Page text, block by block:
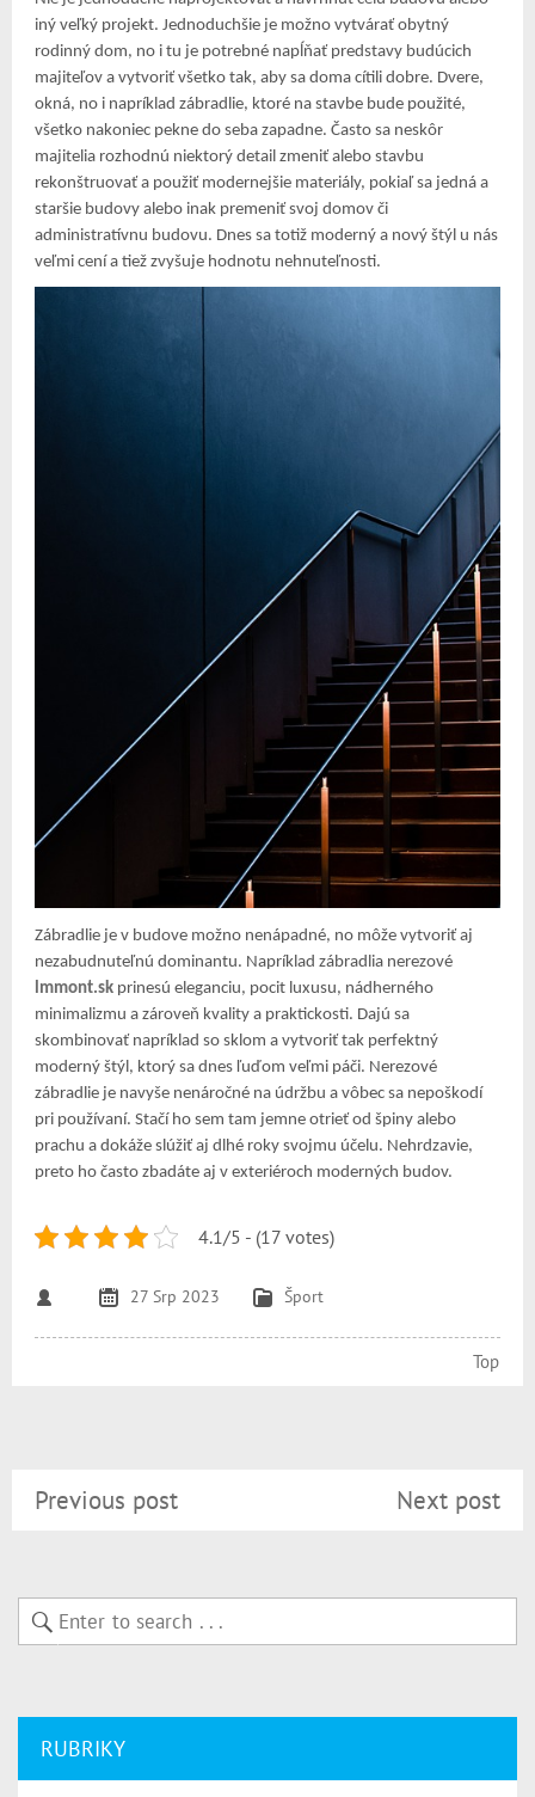
iný veľký projekt. Jednoduchšie je možno vytvárať obytný
rodinný dom, no i tu je potrebné napĺňať predstavy budúcich
majiteľov a vytvoriť všetko tak, aby sa doma cítili dobre. Dvere,
okná, no i napríklad zábradlie, ktoré na stavbe bude použité,
všetko nakoniec pekne do seba zapadne. Často sa neskôr
majitelia rozhodnú niektorý detail zmeniť alebo stavbu
rekonštruovať a použiť modernejšie materiály, pokiaľ sa jedná a
staršie budovy alebo inak premeniť svoj domov či
administratívnu budovu. Dnes sa totiž moderný a nový štýl u nás
veľmi cení a tiež zvyšuje hodnotu nehnuteľnosti.
Zábradlie je v budove možno nenápadné, no môže vytvoriť aj
nezabudnuteľnú dominantu. Napríklad zábradlia nerezové
lmmont.sk prinesú eleganciu, pocit luxusu, nádherného
minimalizmu a zároveň kvality a praktickosti. Dajú sa
skombinovať napríklad so sklom a vytvoriť tak perfektný
moderný štýl, ktorý sa dnes ľuďom veľmi páči. Nerezové
zábradlie je navyše nenáročné na údržbu a vôbec sa nepoškodí
pri používaní. Stačí ho sem tam jemne otrieť od špiny alebo
prachu a dokáže slúžiť aj dlhé roky svojmu účelu. Nehrdzavie,
preto ho často zbadáte aj v exteriéroch moderných budov.
4.1/5 - (17 votes)
27 Srp 2023 Šport
Top
Next post
Previous post
RUBRIKY